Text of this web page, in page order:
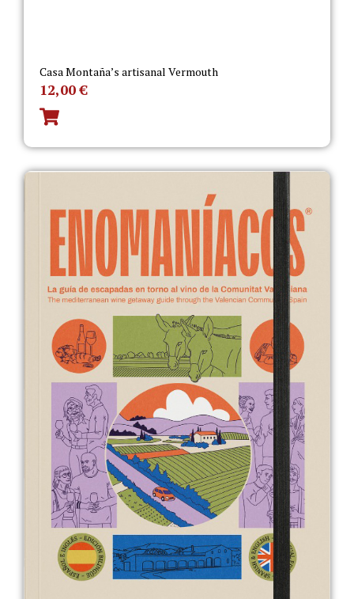
Casa Montaña’s artisanal Vermouth
12,00€